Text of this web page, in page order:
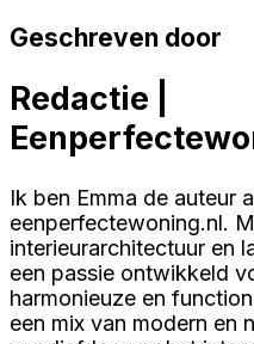
Geschreven door
Redactie |
Ik ben Emma de auteur
eenperfectewoning.nl.
interieurarchitectuur en
een passie ontwikkeld
harmonieuze en
een mix van modern en